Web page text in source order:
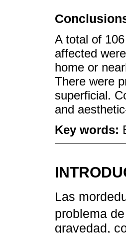
A total of
affected
home or
There were
superficial.
and
Key words:
Las
problema
gravedad,